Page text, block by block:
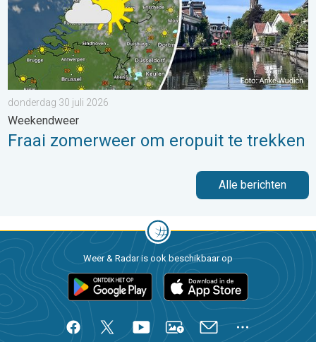
donderdag 30 juli 2026
Weekendweer
Fraai zomerweer om eropuit te trekken
Alle berichten
Weer & Radar is ook beschikbaar op